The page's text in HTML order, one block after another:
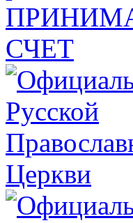
СЧЕТ